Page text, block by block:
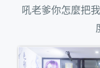
吼老爹你怎麼把